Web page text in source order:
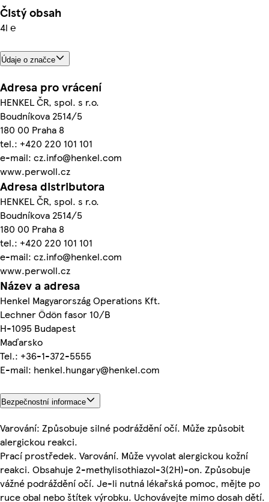
Čistý obsah
4l ℮
Údaje o značce
Adresa pro vrácení
HENKEL ČR, spol. s r.o.
Boudníkova 2514/5
180 00 Praha 8
tel.: +420 220 101 101
e-mail: cz.info@henkel.com
www.perwoll.cz
Adresa distributora
HENKEL ČR, spol. s r.o.
Boudníkova 2514/5
180 00 Praha 8
tel.: +420 220 101 101
e-mail: cz.info@henkel.com
www.perwoll.cz
Název a adresa
Henkel Magyarország Operations Kft.
Lechner Ödön fasor 10/B
H-1095 Budapest
Maďarsko
Tel.: +36-1-372-5555
E-mail: henkel.hungary@henkel.com
Bezpečnostní informace
Varování: Způsobuje silné podráždění očí. Může způsobit
alergickou reakci.
Prací prostředek. Varování. Může vyvolat alergickou kožní
reakci. Obsahuje 2-methylisothiazol-3(2H)-on. Způsobuje
vážné podráždění očí. Je-li nutná lékařská pomoc, mějte po
ruce obal nebo štítek výrobku. Uchovávejte mimo dosah dětí.